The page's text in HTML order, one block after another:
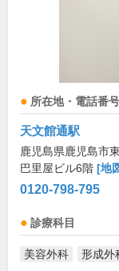
所在地・電話番号
天文館通駅
鹿児島県鹿児島市
巴里屋ビル6階 [地
0120-798-795
診療科目
美容外科 形成外